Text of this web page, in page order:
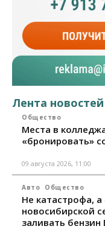
Лента новостей
Общество
Места в
«бронировать»
09 августа 2026, 11:00
Авто Общество
Не катастрофа, а
новосибирской
заливать бензин